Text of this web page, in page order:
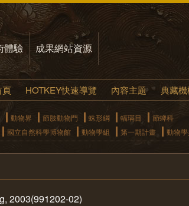
體驗 成果網站資源
HOTKEY快速導覽 內容主題 典藏
動物界 節肢動物門 蛛形綱 輻璊目
節蜱科
國立自然科學博物館
動物學組 第一期計畫 動物
2003(991202-02)